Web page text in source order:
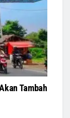
Tambah